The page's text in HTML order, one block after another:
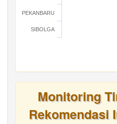
PEKANBARU
SIBOLGA
Monitoring
Rekomendasi